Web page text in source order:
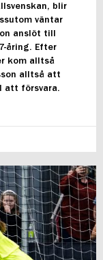
blir
väntar
anslöt till
åring. Efter
kom alltså
alltså att
att försvara.